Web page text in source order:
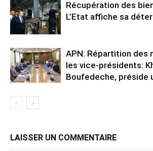
Récupération des
L’Etat affiche sa
APN: Répartition des
les vice-présidents:
Boufedeche, préside
LAISSER UN COMMENTAIRE